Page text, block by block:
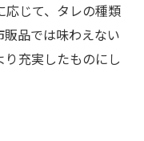
じて、タレの種類
品では味わえない
充実したものにし